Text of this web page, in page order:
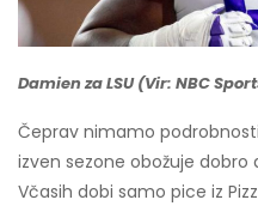
Damien za LSU (Vir: NBC
Čeprav nimamo
izven sezone obožuje dobro
Včasih dobi samo pice iz